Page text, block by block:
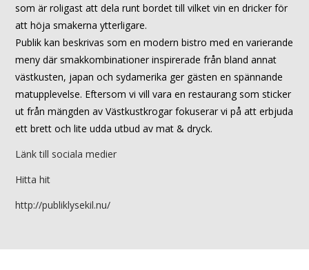
som är roligast att dela runt bordet till vilket vin en dricker för
att höja smakerna ytterligare.
Publik kan beskrivas som en modern bistro med en varierande
meny där smakkombinationer inspirerade från bland annat
västkusten, japan och sydamerika ger gästen en spännande
matupplevelse. Eftersom vi vill vara en restaurang som sticker
ut från mängden av Västkustkrogar fokuserar vi på att erbjuda
ett brett och lite udda utbud av mat & dryck.
Länk till sociala medier
Hitta hit
http://publiklysekil.nu/